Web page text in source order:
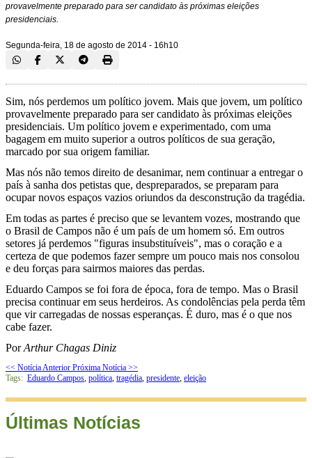
provavelmente preparado para ser candidato às próximas eleições
presidenciais.
Segunda-feira, 18 de agosto de 2014 - 16h10
Sim, nós perdemos um político jovem. Mais que jovem, um político
provavelmente preparado para ser candidato às próximas eleições
presidenciais. Um político jovem e experimentado, com uma
bagagem em muito superior a outros políticos de sua geração,
marcado por sua origem familiar.
Mas nós não temos direito de desanimar, nem continuar a entregar o
país à sanha dos petistas que, despreparados, se preparam para
ocupar novos espaços vazios oriundos da desconstrução da tragédia.
Em todas as partes é preciso que se levantem vozes, mostrando que
o Brasil de Campos não é um país de um homem só. Em outros
setores já perdemos "figuras insubstituíveis", mas o coração e a
certeza de que podemos fazer sempre um pouco mais nos consolou
e deu forças para sairmos maiores das perdas.
Eduardo Campos se foi fora de época, fora de tempo. Mas o Brasil
precisa continuar em seus herdeiros. As condolências pela perda têm
que vir carregadas de nossas esperanças. É duro, mas é o que nos
cabe fazer.
PorArthur Chagas Diniz
<< Notícia Anterior Próxima Notícia >>
Tags: Eduardo Campos, política, tragédia, presidente, eleição
Últimas Notícias